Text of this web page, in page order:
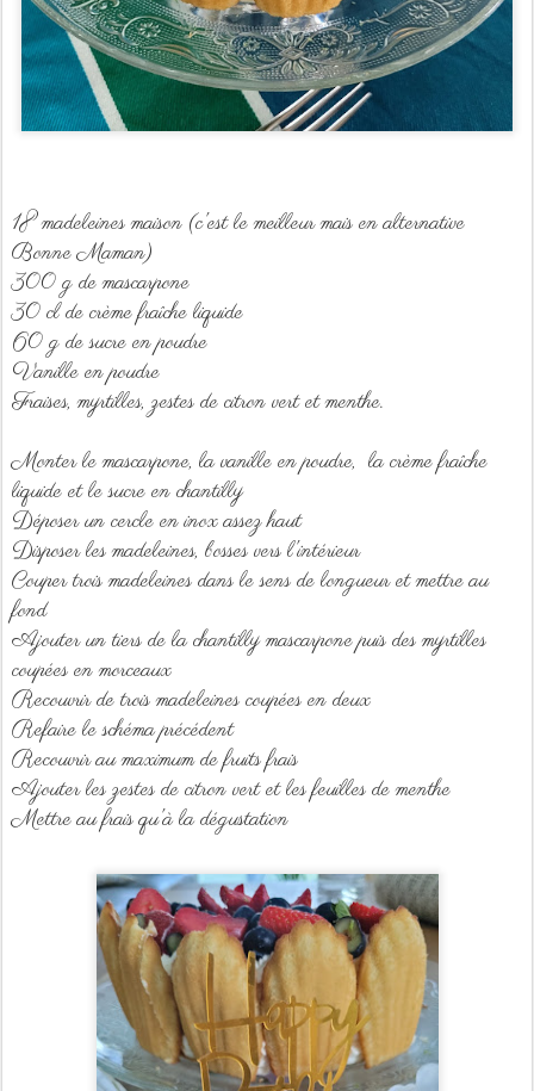
18 madeleines maison (c'est le meilleur mais en alternative
Bonne Maman)
300 g de mascarpone
30 cl de crème fraîche liquide
60 g de sucre en poudre
Vanille en poudre
Fraises, myrtilles, zestes de citron vert et menthe.
Monter le mascarpone, la vanille en poudre, la crème fraîche
liquide et le sucre en chantilly
Déposer un cercle en inox assez haut
Disposer les madeleines, bosses vers l'intérieur
Couper trois madeleines dans le sens de longueur et mettre au
fond
Ajouter un tiers de la chantilly mascarpone puis des myrtilles
coupées en morceaux
Recouvrir de trois madeleines coupées en deux
Refaire le schéma précédent
Recouvrir au maximum de fruits frais
Ajouter les zestes de citron vert et les feuilles de menthe
Mettre au frais qu'à la dégustation